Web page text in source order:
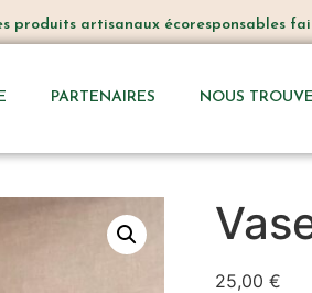
artisanaux écoresponsables fait
PARTENAIRES NOUS
25,00 €